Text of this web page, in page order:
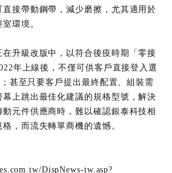
接帶動鋼帶，減少磨擦，尤其適用於
環境。
在升級改版中，以符合後疫時期「零接
年上線後，不僅可供客戶直接登入選
甚至只要客戶提出最終配置、組裝需
上跳出最佳化建議的規格型號，解決
元件供應商時，難以確認銀泰科技相
，而流失轉單商機的遺憾。
DispNews-tw.asp?